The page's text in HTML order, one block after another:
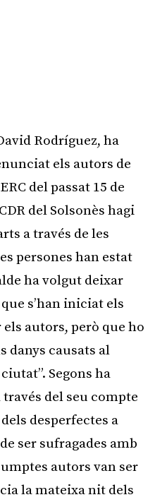
Rodríguez, ha
els autors de
del passat 15 de
del Solsonès hagi
a través de les
persones han estat
ha volgut deixar
s’han iniciat els
autors, però que ho
danys causats al
Segons ha
del seu compte
desperfectes a
ser sufragades amb
autors van ser
la mateixa nit dels